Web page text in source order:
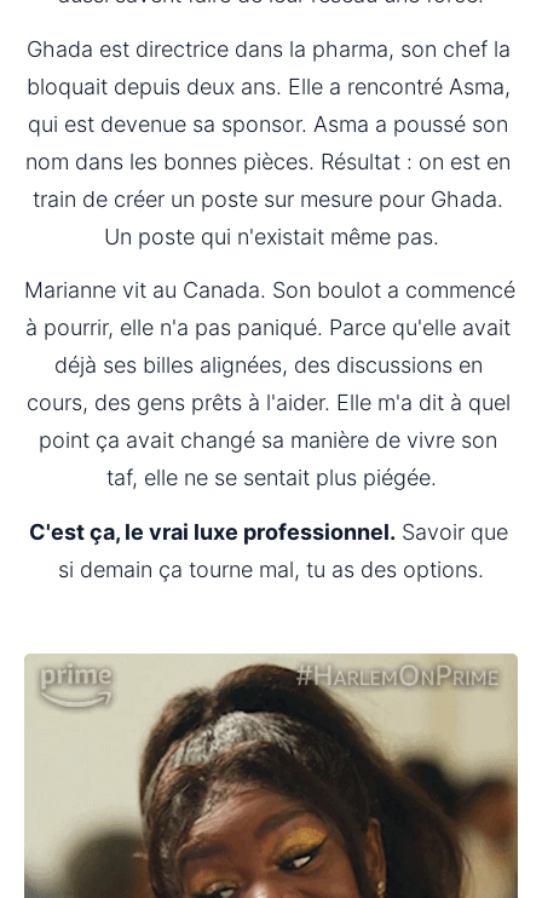
Ghada est directrice dans la pharma, son chef la
bloquait depuis deux ans. Elle a rencontré Asma,
qui est devenue sa sponsor. Asma a poussé son
nom dans les bonnes pièces. Résultat : on est en
train de créer un poste sur mesure pour Ghada.
Un poste qui n'existait même pas.
Marianne vit au Canada. Son boulot a commencé
à pourrir, elle n'a pas paniqué. Parce qu'elle avait
déjà ses billes alignées, des discussions en
cours, des gens prêts à l'aider. Elle m'a dit à quel
point ça avait changé sa manière de vivre son
taf, elle ne se sentait plus piégée.
C'est ça, le vrai luxe professionnel. Savoir que
si demain ça tourne mal, tu as des options.